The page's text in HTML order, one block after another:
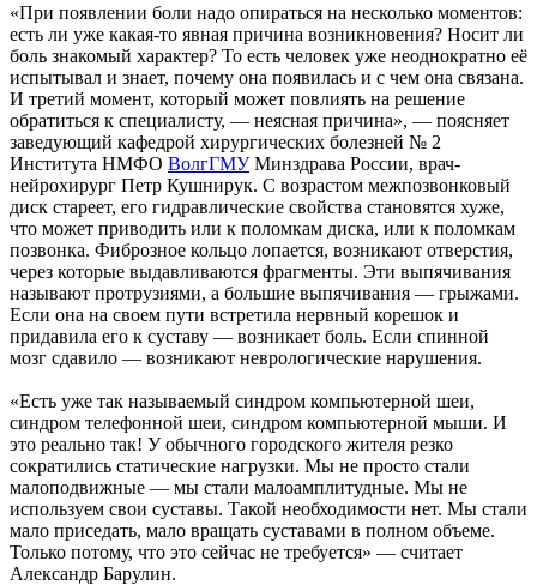
«При появлении боли надо опираться на несколько моментов:
есть ли уже какая-то явная причина возникновения? Носит ли
боль знакомый характер? То есть человек уже неоднократно её
испытывал и знает, почему она появилась и с чем она связана.
И третий момент, который может повлиять на решение
обратиться к специалисту, — неясная причина», — поясняет
заведующий кафедрой хирургических болезней № 2
Института НМФО ВолгГМУМинздрава России, врач-
нейрохирург Петр Кушнирук. С возрастом межпозвонковый
диск стареет, его гидравлические свойства становятся хуже,
что может приводить или к поломкам диска, или к поломкам
позвонка. Фиброзное кольцо лопается, возникают отверстия,
через которые выдавливаются фрагменты. Эти выпячивания
называют протрузиями, а большие выпячивания — грыжами.
Если она на своем пути встретила нервный корешок и
придавила его к суставу — возникает боль. Если спинной
мозг сдавило — возникают неврологические нарушения.
«Есть уже так называемый синдром компьютерной шеи,
синдром телефонной шеи, синдром компьютерной мыши. И
это реально так! У обычного городского жителя резко
сократились статические нагрузки. Мы не просто стали
малоподвижные — мы стали малоамплитудные. Мы не
используем свои суставы. Такой необходимости нет. Мы стали
мало приседать, мало вращать суставами в полном объеме.
Только потому, что это сейчас не требуется» — считает
Александр Барулин.